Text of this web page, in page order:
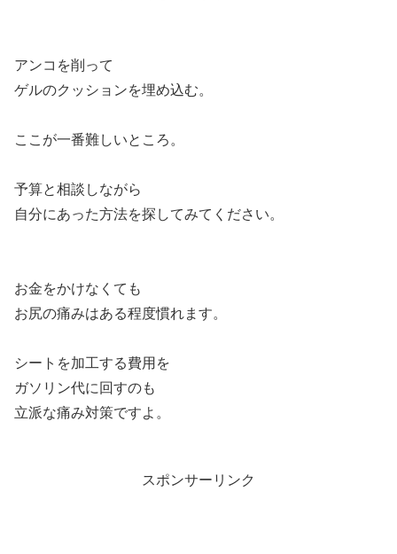
アンコを削って
ゲルのクッションを埋め込む。
ここが一番難しいところ。
予算と相談しながら
自分にあった方法を探してみてください。
お金をかけなくても
お尻の痛みはある程度慣れます。
シートを加工する費用を
ガソリン代に回すのも
立派な痛み対策ですよ。
スポンサーリンク